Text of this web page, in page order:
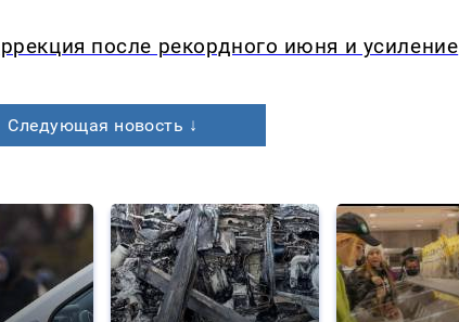
после рекордного июня и усиление
Следующая новость ↓